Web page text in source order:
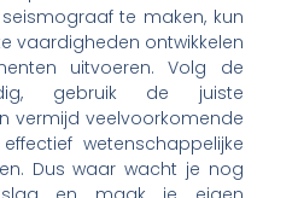
te maken, kun
vaardigheden ontwikkelen
uitvoeren. Volg de
gebruik de juiste
vermijd veelvoorkomende
wetenschappelijke
Dus waar wacht je nog